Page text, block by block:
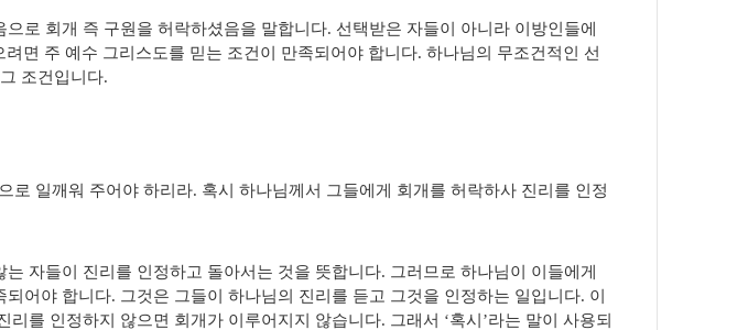
로 회개 즉 구원을 허락하셨음을 말합니다. 선택받은 자들이 아니라 이방인들에
면 주 예수 그리스도를 믿는 조건이 만족되어야 합니다. 하나님의 무조건적인 선
조건입니다.
로 일깨워 주어야 하리라. 혹시 하나님께서 그들에게 회개를 허락하사 진리를 인정
자들이 진리를 인정하고 돌아서는 것을 뜻합니다. 그러므로 하나님이 이들에게
어야 합니다. 그것은 그들이 하나님의 진리를 듣고 그것을 인정하는 일입니다. 이
를 인정하지 않으면 회개가 이루어지지 않습니다. 그래서 ‘혹시’라는 말이 사용되